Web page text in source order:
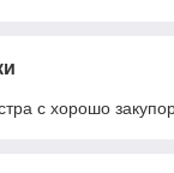
с хорошо